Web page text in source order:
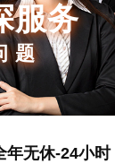
服务
题
年无休-24小时